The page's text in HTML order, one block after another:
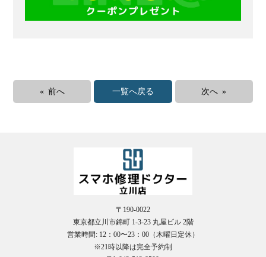
« 前へ 一覧へ戻る 次へ »
〒190-0022
東京都立川市錦町 1-3-23 丸屋ビル 2階
営業時間: 12：00〜23：00（木曜日定休）
※21時以降は完全予約制